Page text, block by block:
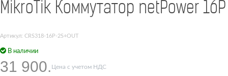
MikroTik Коммутатор netPower 16P
Артикул: CRS318-16P-2S+OUT
В наличии
31 900. Цена с учетом НДС